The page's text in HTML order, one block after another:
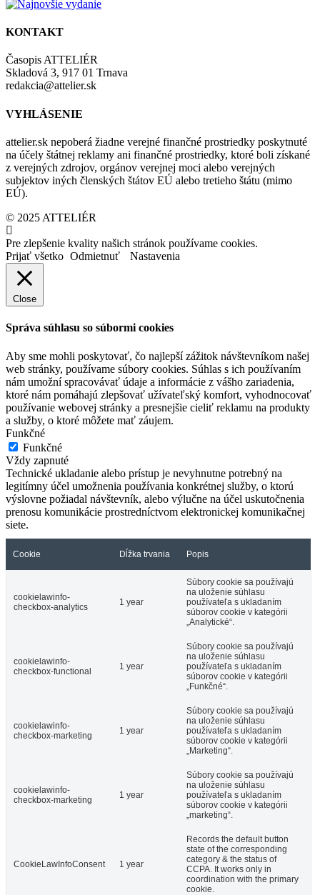
KONTAKT
Časopis ATTELIÉR
Skladová 3, 917 01 Trnava
redakcia@attelier.sk
VYHLÁSENIE
attelier.sk nepoberá žiadne verejné finančné prostriedky poskytnuté
na účely štátnej reklamy ani finančné prostriedky, ktoré boli získané
z verejných zdrojov, orgánov verejnej moci alebo verejných
subjektov iných členských štátov EÚ alebo tretieho štátu (mimo
EÚ).
© 2025 ATTELIÉR
Pre zlepšenie kvality našich stránok používame cookies.
Prijať všetko Odmietnuť Nastavenia
Close
Správa súhlasu so súbormi cookies
Aby sme mohli poskytovať, čo najlepší zážitok návštevníkom našej
web stránky, používame súbory cookies. Súhlas s ich používaním
nám umožní spracovávať údaje a informácie z vášho zariadenia,
ktoré nám pomáhajú zlepšovať užívateľský komfort, vyhodnocovať
používanie webovej stránky a presnejšie cieliť reklamu na produkty
a služby, o ktoré môžete mať záujem.
Funkčné
Funkčné
Vždy zapnuté
Technické ukladanie alebo prístup je nevyhnutne potrebný na
legitímny účel umožnenia používania konkrétnej služby, o ktorú
výslovne požiadal návštevník, alebo výlučne na účel uskutočnenia
prenosu komunikácie prostredníctvom elektronickej komunikačnej
siete.
Cookie Dĺžka trvania Popis
cookielawinfo-
checkbox-analytics
1 year
Súbory cookie sa používajú
na uloženie súhlasu
používateľa s ukladaním
súborov cookie v kategórii
„Analytické“.
cookielawinfo-
checkbox-functional
1 year
Súbory cookie sa používajú
na uloženie súhlasu
používateľa s ukladaním
súborov cookie v kategórii
„Funkčné“.
cookielawinfo-
checkbox-marketing
1 year
Súbory cookie sa používajú
na uloženie súhlasu
používateľa s ukladaním
súborov cookie v kategórii
„Marketing“.
cookielawinfo-
checkbox-marketing
1 year
Súbory cookie sa používajú
na uloženie súhlasu
používateľa s ukladaním
súborov cookie v kategórii
„marketing“.
CookieLawInfoConsent 1 year
Records the default button
state of the corresponding
category & the status of
CCPA. It works only in
coordination with the primary
cookie.